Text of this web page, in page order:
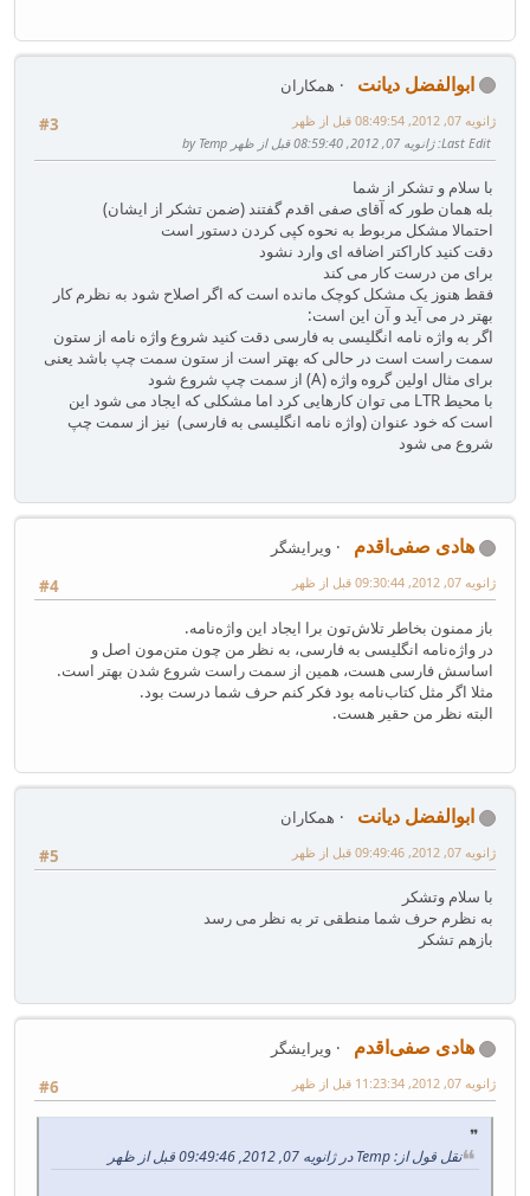
ابوالفضل دیانت
همکاران
#3
ژانویه 07, 2012, 08:49:54 قبل از ظهر
Last Edit: ژانویه 07, 2012, 08:59:40 قبل از ظهر by Temp
با سلام و تشکر از شما
بله همان طور که آقای صفی اقدم گفتند (ضمن تشکر از ایشان)
احتمالا مشکل مربوط به نحوه کپی کردن دستور است
دقت کنید کاراکتر اضافه ای وارد نشود
برای من درست کار می کند
فقط هنوز یک مشکل کوچک مانده است که اگر اصلاح شود به نظرم کار
بهتر در می آید و آن این است:
اگر به واژه نامه انگلیسی به فارسی دقت کنید شروع واژه نامه از ستون
سمت راست است در حالی که بهتر است از ستون سمت چپ باشد یعنی
برای مثال اولین گروه واژه (A) از سمت چپ شروع شود
با محیط LTR‌ می توان کارهایی کرد اما مشکلی که ایجاد می شود این
است که خود عنوان (واژه نامه انگلیسی به فارسی) نیز از سمت چپ
شروع می شود
هادی صفی‌اقدم
ویرایشگر
#4
ژانویه 07, 2012, 09:30:44 قبل از ظهر
باز ممنون بخاطر تلاش‌تون برا ایجاد این واژه‌نامه.
در واژه‌نامه انگلیسی به فارسی، به نظر من چون متن‌مون اصل و
اساسش فارسی هست، همین از سمت راست شروع شدن بهتر است.
مثلا اگر مثل کتاب‌نامه بود فکر کنم حرف شما درست بود.
البته نظر من حقیر هست.
ابوالفضل دیانت
همکاران
#5
ژانویه 07, 2012, 09:49:46 قبل از ظهر
با سلام وتشکر
به نظرم حرف شما منطقی تر به نظر می رسد
بازهم تشکر
هادی صفی‌اقدم
ویرایشگر
#6
ژانویه 07, 2012, 11:23:34 قبل از ظهر
نقل قول از: Temp در ژانویه 07, 2012, 09:49:46 قبل از ظهر